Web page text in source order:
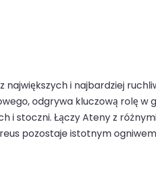
i najbardziej
odgrywa kluczową rolę
i stoczni. Łączy Ateny z
pozostaje istotnym